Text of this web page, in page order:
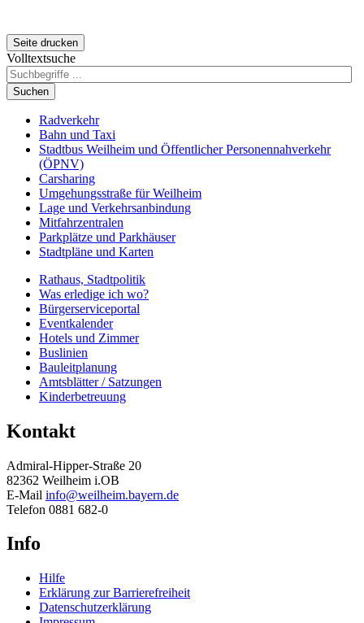
Seite drucken
Volltextsuche
Suchen
Radverkehr
Bahn und Taxi
Stadtbus Weilheim und Öffentlicher Personennahverkehr
(ÖPNV)
Carsharing
Umgehungsstraße für Weilheim
Lage und Verkehrsanbindung
Mitfahrzentralen
Parkplätze und Parkhäuser
Stadtpläne und Karten
Rathaus, Stadtpolitik
Was erledige ich wo?
Bürgerserviceportal
Eventkalender
Hotels und Zimmer
Buslinien
Bauleitplanung
Amtsblätter / Satzungen
Kinderbetreuung
Kontakt
Admiral-Hipper-Straße 20
82362 Weilheim i.OB
E-Mail info@weilheim.bayern.de
Telefon 0881 682-0
Info
Hilfe
Erklärung zur Barrierefreiheit
Datenschutzerklärung